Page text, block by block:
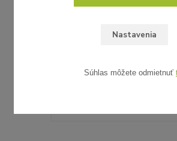
UMELÝ RATAN - VZORKA
bez DPH
Nastavenia
Súhlas môžete odmietnuť